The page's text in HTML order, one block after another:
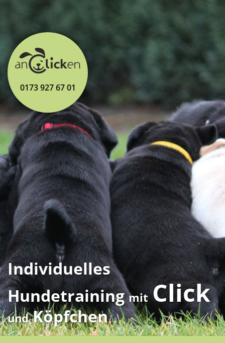
0173 927 67 01
Individuelles
Hundetraining mit Click
und Köpfchen